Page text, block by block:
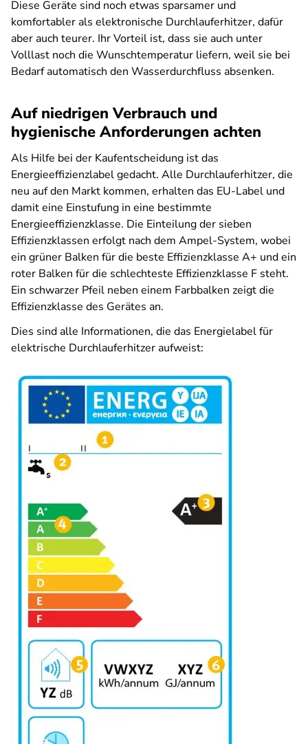
Diese Geräte sind noch etwas sparsamer und
komfortabler als elektronische Durchlauferhitzer, dafür
aber auch teurer. Ihr Vorteil ist, dass sie auch unter
Volllast noch die Wunschtemperatur liefern, weil sie bei
Bedarf automatisch den Wasserdurchfluss absenken.
Auf niedrigen Verbrauch und
hygienische Anforderungen achten
Als Hilfe bei der Kaufentscheidung ist das
Energieeffizienzlabel gedacht. Alle Durchlauferhitzer, die
neu auf den Markt kommen, erhalten das EU-Label und
damit eine Einstufung in eine bestimmte
Energieeffizienzklasse. Die Einteilung der sieben
Effizienzklassen erfolgt nach dem Ampel-System, wobei
ein grüner Balken für die beste Effizienzklasse A+ und ein
roter Balken für die schlechteste Effizienzklasse F steht.
Ein schwarzer Pfeil neben einem Farbbalken zeigt die
Effizienzklasse des Gerätes an.
Dies sind alle Informationen, die das Energielabel für
elektrische Durchlauferhitzer aufweist: